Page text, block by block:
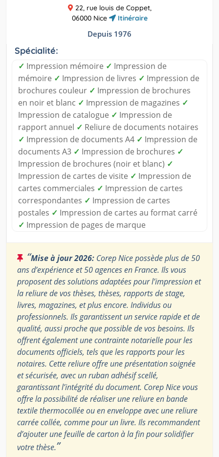
22, rue louis de Coppet,
06000 Nice
Itinéraire
Depuis 1976
Spécialité:
✓ Impression mémoire ✓ Impression de
mémoire ✓ Impression de livres ✓ Impression de
brochures couleur ✓ Impression de brochures
en noir et blanc ✓ Impression de magazines ✓
Impression de catalogue ✓ Impression de
rapport annuel ✓ Reliure de documents notaires
✓ Impression de documents A4 ✓ Impression de
documents A3 ✓ Impression de brochures ✓
Impression de brochures (noir et blanc) ✓
Impression de cartes de visite ✓ Impression de
cartes commerciales ✓ Impression de cartes
correspondantes ✓ Impression de cartes
postales ✓ Impression de cartes au format carré
✓ Impression de pages de marque
“Mise à jour 2026: Corep Nice possède plus de 50
ans d’expérience et 50 agences en France. Ils vous
proposent des solutions adaptées pour l’impression et
la reliure de vos thèses, thèses, rapports de stage,
livres, magazines, et plus encore. Individus ou
professionnels. Ils garantissent un service rapide et de
qualité, aussi proche que possible de vos besoins. Ils
offrent également une contrainte notarielle pour les
documents officiels, tels que les rapports pour les
notaires. Cette reliure offre une présentation soignée
et sécurisée, avec un ruban adhésif scellé,
garantissant l’intégrité du document. Corep Nice vous
offre la possibilité de réaliser une reliure en bande
textile thermocollée ou en enveloppe avec une reliure
carrée collée, comme pour un livre. Ils recommandent
d’ajouter une feuille de carton à la fin pour solidifier
votre thèse.”